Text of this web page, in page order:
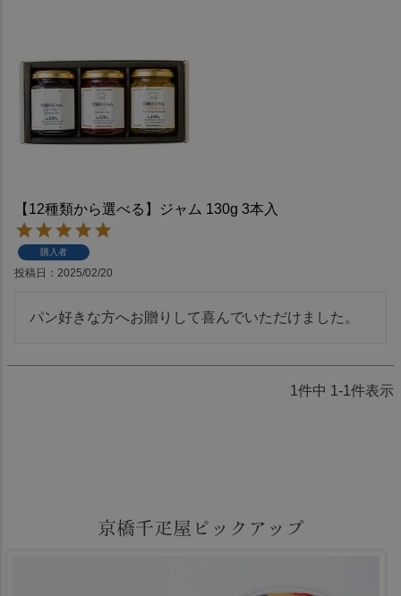
【12種類から選べる】ジャム 130g 3本入
購入者
投稿日 2025/02/20
パン好きな方へお贈りして喜んでいただけました。
1 件中 1 -1 件表示
京橋千疋屋ピックアップ